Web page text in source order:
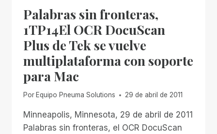
Palabras sin fronteras,
1TP14El OCR DocuScan
Plus de Tek se vuelve
multiplataforma con soporte
para Mac
Por Equipo Pneuma Solutions 29 de abril de 2011
Minneapolis, Minnesota, 29 de abril de 2011
Palabras sin fronteras, el OCR DocuScan